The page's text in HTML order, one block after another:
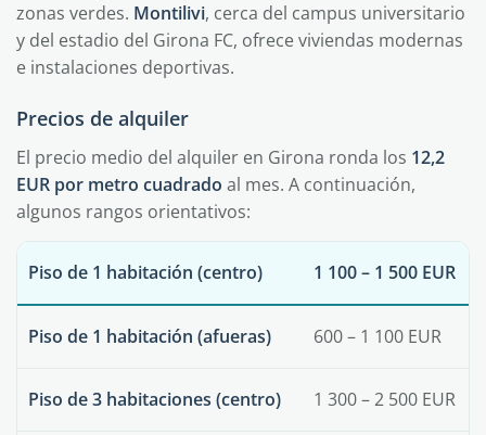
zonas verdes. Montilivi, cerca del campus universitario
y del estadio del Girona FC, ofrece viviendas modernas
e instalaciones deportivas.
Precios de alquiler
El precio medio del alquiler en Girona ronda los 12,2
EUR por metro cuadrado al mes. A continuación,
algunos rangos orientativos:
Piso de 1 habitación (centro) 1 100 – 1 500 EUR
Piso de 1 habitación (afueras) 600 – 1 100 EUR
Piso de 3 habitaciones (centro) 1 300 – 2 500 EUR